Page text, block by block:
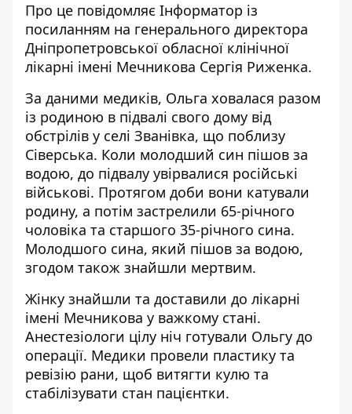
Про це повідомляє Інформатор із
посиланням на генерального директора
Дніпропетровської обласної клінічної
лікарні імені Мечникова Сергія Риженка.
За даними медиків, Ольга ховалася разом
із родиною в підвалі свого дому від
обстрілів у селі Званівка, що поблизу
Сіверська. Коли молодший син пішов за
водою, до підвалу увірвалися російські
військові. Протягом доби вони катували
родину, а потім застрелили 65-річного
чоловіка та старшого 35-річного сина.
Молодшого сина, який пішов за водою,
згодом також знайшли мертвим.
Жінку знайшли та доставили до лікарні
імені Мечникова у важкому стані.
Анестезіологи цілу ніч готували Ольгу до
операції. Медики провели пластику та
ревізію рани, щоб витягти кулю та
стабілізувати стан пацієнтки.